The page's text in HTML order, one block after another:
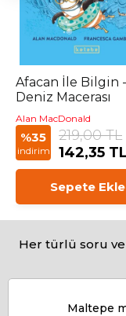
Afacan İle Bilgin -
Deniz Macerası
Alan MacDonald
%35
indirim
219,00 TL
142,35 TL
Sepete Ekle
Her türlü soru
Maltepe